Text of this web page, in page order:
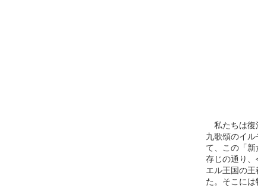
私たちは復
九歌頌のイ
て、この「
存じの通り
エル王国の
た。そこに